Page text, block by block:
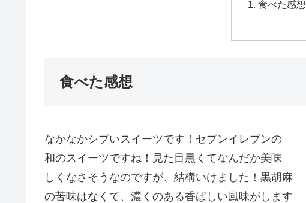
食べた感想
食べた感想
なかなかシブいスイーツです！セブンイレブンの
和のスイーツですね！見た目黒くてなんだか美味
しくなさそうなのですが、結構いけました！黒胡麻
の苦味はなくて、濃くのある香ばしい風味がします